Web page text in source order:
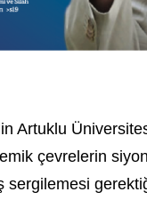
Artuklu
çevrelerin
sergilemesi